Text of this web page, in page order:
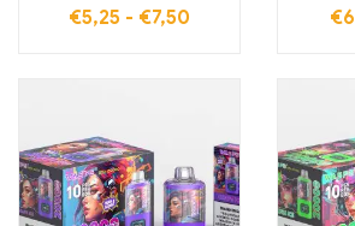
Chladné LED svetlá
€5,25 - €7,50 €